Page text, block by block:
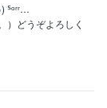
ᔆᵒʳʳ…
）どうぞよろしく
あります）また